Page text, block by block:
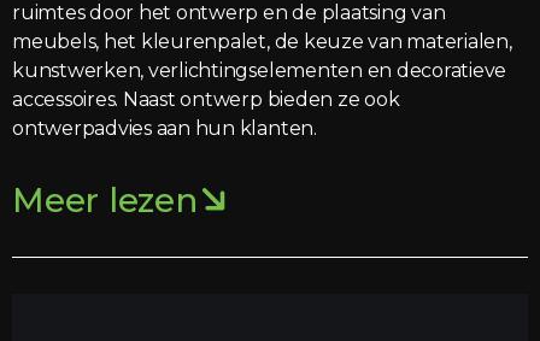
ruimtes door het ontwerp en de plaatsing van
meubels, het kleurenpalet, de keuze van materialen,
kunstwerken, verlichtingselementen en decoratieve
accessoires. Naast ontwerp bieden ze ook
ontwerpadvies aan hun klanten.
Meer lezen